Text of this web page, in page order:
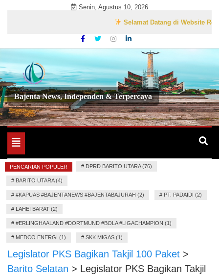
Senin, Agustus 10, 2026
Selamat Datang di Website Resmi
Bajenta News, Independen & Terpercaya
Toggle
navigation
PENCARIAN POPULER # DPRD BARITO UTARA (76)
# BARITO UTARA (4)
# #KAPUAS #BAJENTANEWS #BAJENTABAJURAH (2) # PT. PADAIDI (2)
# LAHEI BARAT (2)
# #ERLINGHAALAND #DORTMUND #BOLA #LIGACHAMPION (1)
# MEDCO ENERGI (1) # SKK MIGAS (1)
Legislator PKS Bagikan Takjil 100 Paket >
Barito Selatan > Legislator PKS Bagikan Takjil